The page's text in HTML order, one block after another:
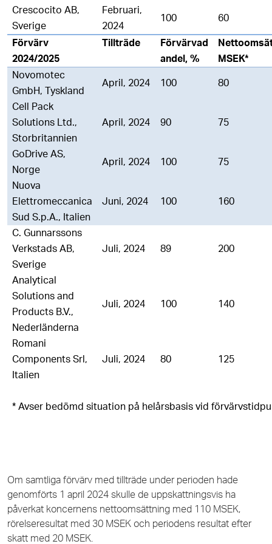
Crescocito AB,
Sverige
Februari,
2024
100 60
Förvärv
2024/2025
Tillträde
Förvärvad
andel, %
MSEK*
Novomotec
GmbH, Tyskland
April, 2024 100 80
Cell Pack
Solutions Ltd.,
Storbritannien
April, 2024 90 75
GoDrive AS,
Norge
April, 2024 100 75
Nuova
Elettromeccanica
Sud S.p.A., Italien
Juni, 2024 100 160
C. Gunnarssons
Verkstads AB,
Sverige
Juli, 2024 89 200
Analytical
Solutions and
Products B.V.,
Nederländerna
Juli, 2024 100 140
Romani
Components Srl,
Italien
Juli, 2024 80 125
* Avser bedömd situation på helårsbasis vid
Om samtliga förvärv med tillträde under perioden hade
genomförts 1 april 2024 skulle de uppskattningsvis ha
påverkat koncernens nettoomsättning med 110 MSEK,
rörelseresultat med 30 MSEK och periodens resultat efter
skatt med 20 MSEK.